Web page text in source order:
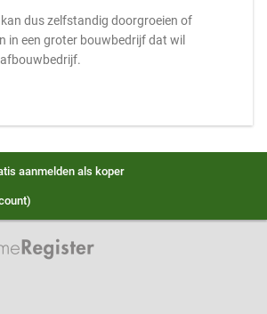
dus zelfstandig doorgroeien of
in een groter bouwbedrijf dat wil
aanmelden als koper